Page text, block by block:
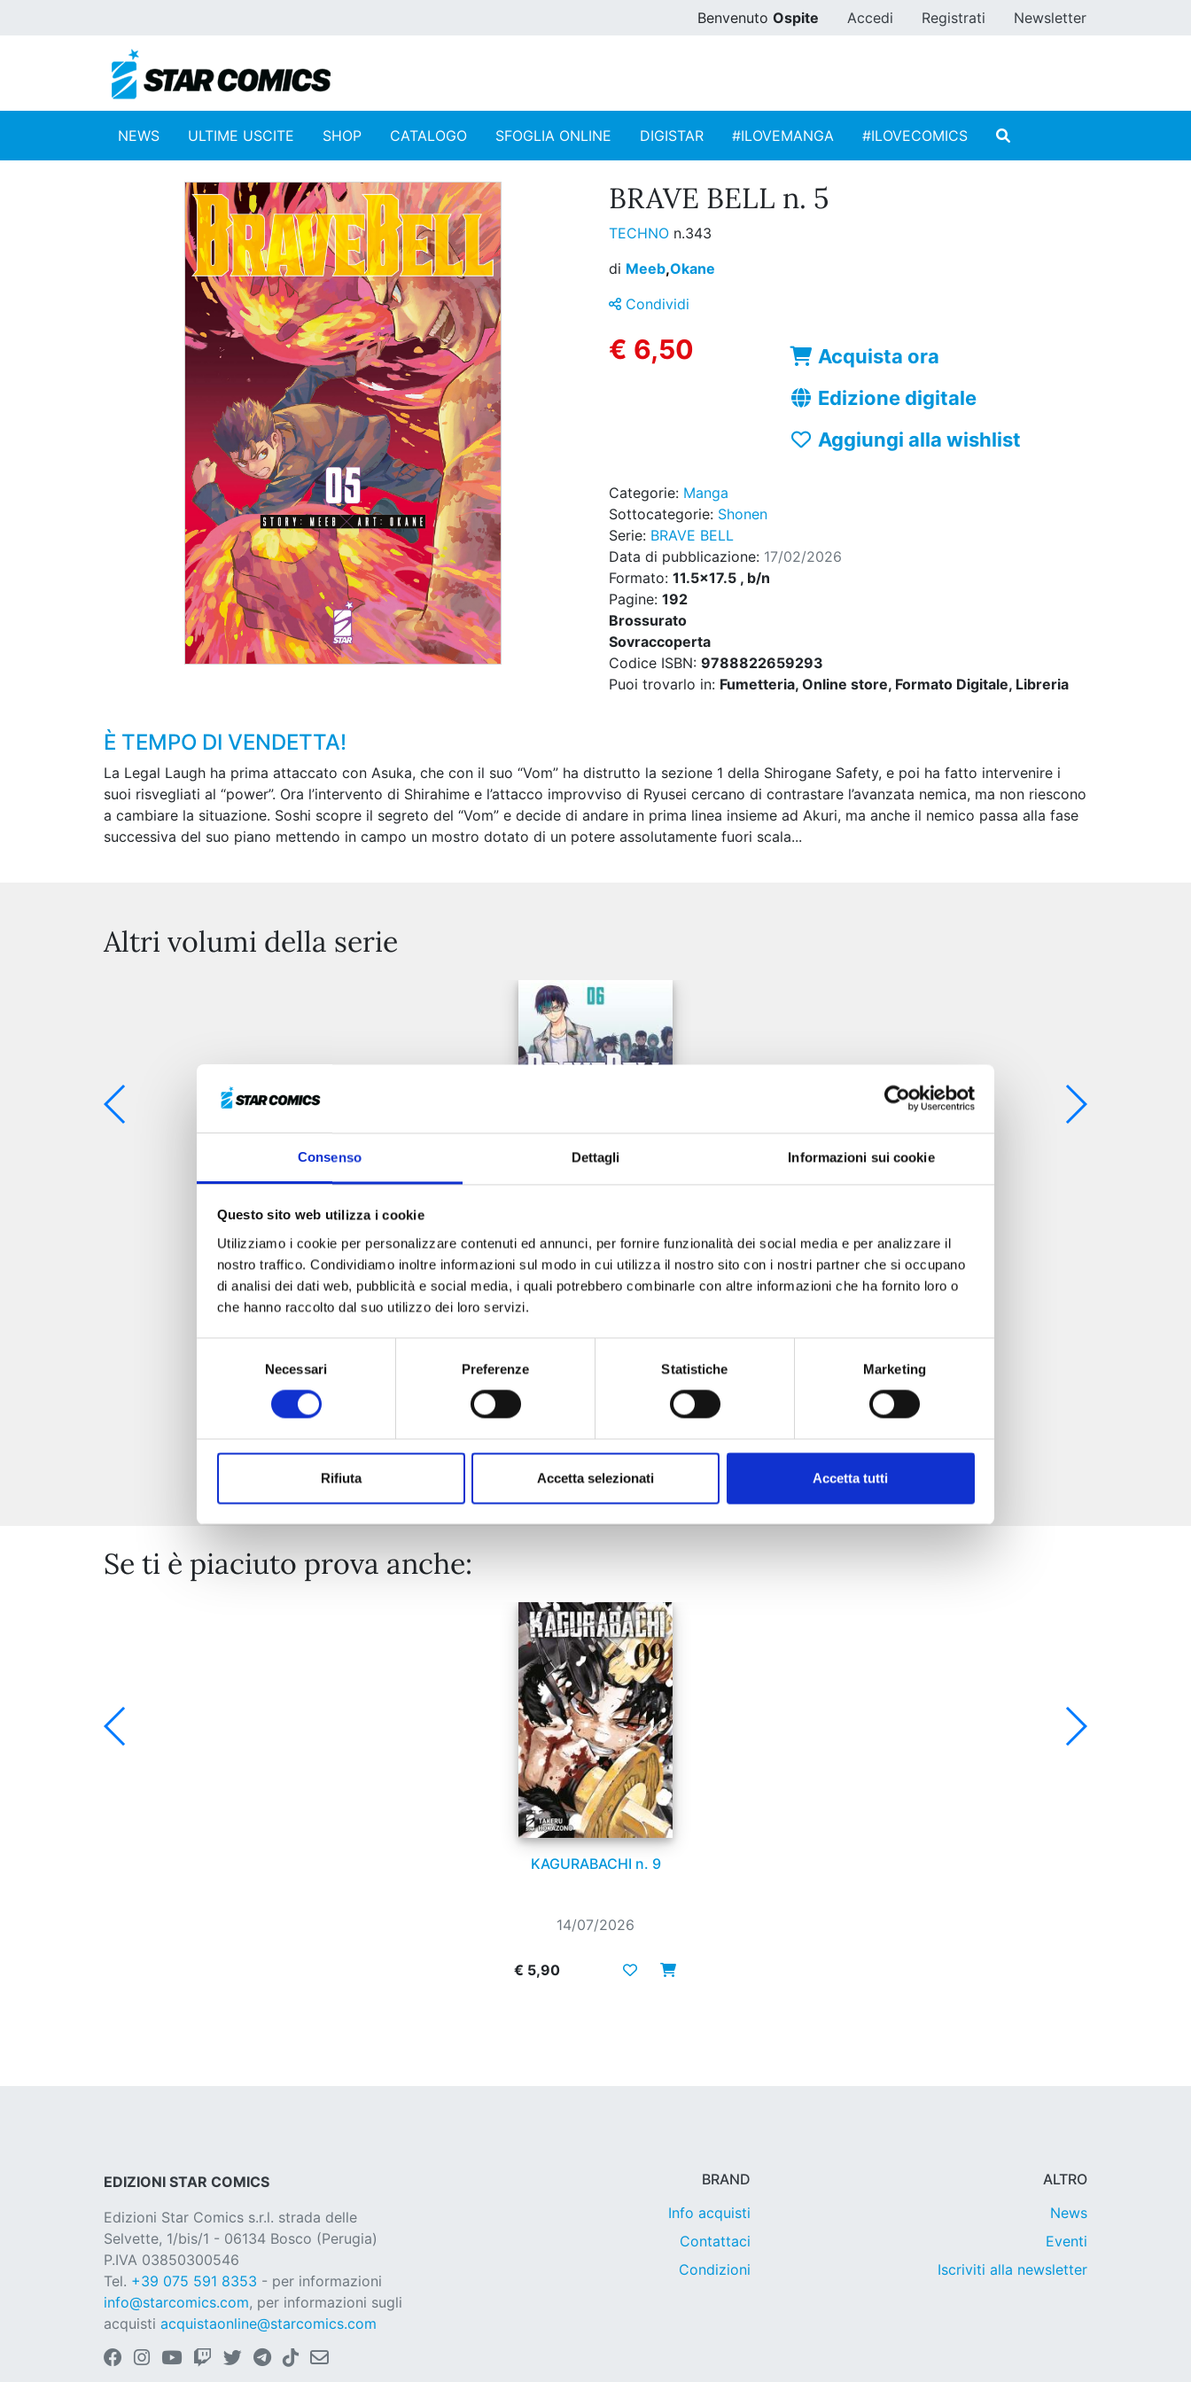
Consenso Dettagli Informazioni sui cookie
Questo sito web utilizza i cookie
Utilizziamo i cookie per personalizzare contenuti ed annunci, per fornire funzionalità dei social media e per analizzare il
nostro traffico. Condividiamo inoltre informazioni sul modo in cui utilizza il nostro sito con i nostri partner che si occupano
di analisi dei dati web, pubblicità e social media, i quali potrebbero combinarle con altre informazioni che ha fornito loro o
che hanno raccolto dal suo utilizzo dei loro servizi.
Necessari Preferenze Statistiche Marketing
Rifiuta Accetta selezionati Accetta tutti
Benvenuto Ospite Accedi Registrati Newsletter
NEWS ULTIME USCITE SHOP CATALOGO SFOGLIA ONLINE DIGISTAR #ILOVEMANGA #ILOVECOMICS
BRAVE BELL n. 5
TECHNO n.343
di Meeb,Okane
Condividi
€ 6,50
Acquista ora
Edizione digitale
Aggiungi alla wishlist
Categorie: Manga
Sottocategorie: Shonen
Serie: BRAVE BELL
Data di pubblicazione: 17/02/2026
Formato: 11.5x17.5 , b/n
Pagine: 192
Brossurato
Sovraccoperta
Codice ISBN: 9788822659293
Puoi trovarlo in: Fumetteria, Online store, Formato Digitale, Libreria
È TEMPO DI VENDETTA!
La Legal Laugh ha prima attaccato con Asuka, che con il suo “Vom” ha distrutto la sezione 1 della Shirogane Safety, e poi ha fatto intervenire i
suoi risvegliati al “power”. Ora l’intervento di Shirahime e l’attacco improvviso di Ryusei cercano di contrastare l’avanzata nemica, ma non riescono
a cambiare la situazione. Soshi scopre il segreto del “Vom” e decide di andare in prima linea insieme ad Akuri, ma anche il nemico passa alla fase
successiva del suo piano mettendo in campo un mostro dotato di un potere assolutamente fuori scala...
Altri volumi della serie
BRAVE BELL n. 6
Mostra tutto
Se ti è piaciuto prova anche:
KAGURABACHI n. 9
14/07/2026
€ 5,90
EDIZIONI STAR COMICS
Edizioni Star Comics s.r.l. strada delle
Selvette, 1/bis/1 - 06134 Bosco (Perugia)
P.IVA 03850300546
Tel. +39 075 591 8353 - per informazioni
info@starcomics.com, per informazioni sugli
acquisti acquistaonline@starcomics.com
BRAND
Info acquisti
Contattaci
Condizioni
ALTRO
News
Eventi
Iscriviti alla newsletter